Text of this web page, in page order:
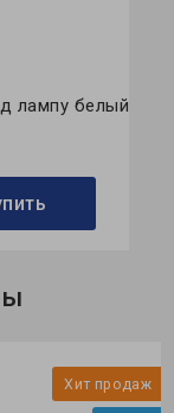
лампу белый
Хит продаж